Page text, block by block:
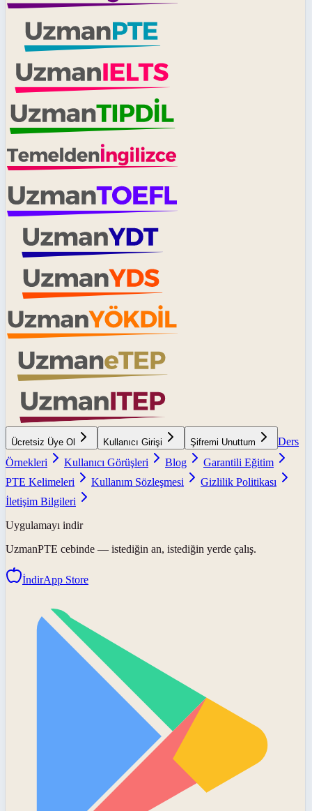
Ücretsiz Üye Ol Kullanıcı Girişi Şifremi Unuttum
Ders
Örnekleri
Kullanıcı Görüşleri Blog
Garantili Eğitim
PTE Kelimeleri
Kullanım Sözleşmesi
Gizlilik Politikası
İletişim Bilgileri
Uygulamayı indir
UzmanPTE cebinde — istediğin an, istediğin yerde çalış.
İndirApp Store